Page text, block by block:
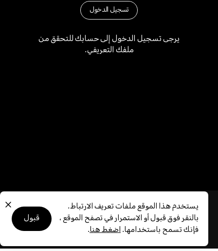
يستخدم هذا الموقع ملفات تعريف الارتباط.
بالنقر فوق قبول أو الاستمرار في تصفح الموقع ،
فإنك تسمح باستخدامها.اضغط هنا.
قبول
تسجيل الدخول
يرجى تسجيل الدخول إلى حسابك للتحقق من
ملفك التعريفي.
بيان الخصوصية شروط وأحكام المسابقة عن ملفات تعريف الارتباط
نبذة عنا